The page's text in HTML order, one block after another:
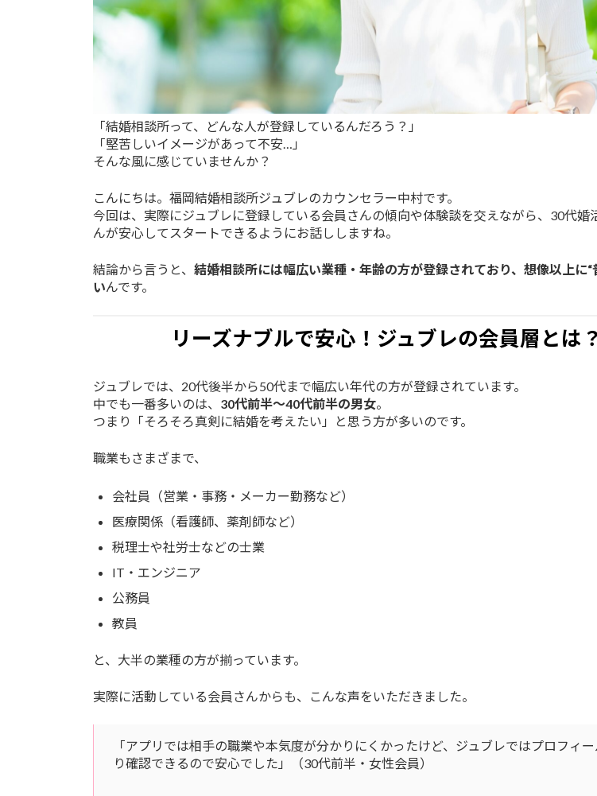
「結婚相談所って、どんな人が登録しているんだろう？」
「堅苦しいイメージがあって不安…」
そんな風に感じていませんか？
こんにちは。福岡結婚相談所ジュブレのカウンセラー中村です。
今回は、実際にジュブレに登録している会員さんの傾向や体験談を交えながら、30代婚
んが安心してスタートできるようにお話ししますね。
結論から言うと、 結婚相談所には幅広い業種・年齢の方が登録されており、想像以上に“
いんです。
リーズナブルで安心！ジュブレの会員層とは？
ジュブレでは、20代後半から50代まで幅広い年代の方が登録されています。
中でも一番多いのは、 30代前半〜40代前半の男女。
つまり「そろそろ真剣に結婚を考えたい」と思う方が多いのです。
職業もさまざまで、
会社員（営業・事務・メーカー勤務など）
医療関係（看護師、薬剤師など）
税理士や社労士などの士業
IT・エンジニア
公務員
教員
と、大半の業種の方が揃っています。
実際に活動している会員さんからも、こんな声をいただきました。
「アプリでは相手の職業や本気度が分かりにくかったけど、ジュブレではプロフィ
り確認できるので安心でした」（30代前半・女性会員）